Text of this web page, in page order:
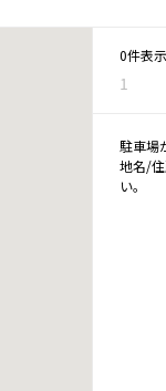
0件表示
1
駐車場
地名/
い。